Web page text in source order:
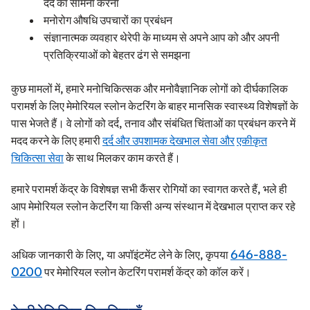
दर्द का सामना करना
मनोरोग औषधि उपचारों का प्रबंधन
संज्ञानात्मक व्यवहार थेरेपी के माध्यम से अपने आप को और अपनी
प्रतिक्रियाओं को बेहतर ढंग से समझना
कुछ मामलों में, हमारे मनोचिकित्सक और मनोवैज्ञानिक लोगों को दीर्घकालिक
परामर्श के लिए मेमोरियल स्लोन केटरिंग के बाहर मानसिक स्वास्थ्य विशेषज्ञों के
पास भेजते हैं। वे लोगों को दर्द, तनाव और संबंधित चिंताओं का प्रबंधन करने में
मदद करने के लिए हमारीदर्द और उपशामक देखभाल सेवा औरएकीकृत
चिकित्सा सेवाके साथ मिलकर काम करते हैं।
हमारे परामर्श केंद्र के विशेषज्ञ सभी कैंसर रोगियों का स्वागत करते हैं, भले ही
आप मेमोरियल स्लोन केटरिंग या किसी अन्य संस्थान में देखभाल प्राप्त कर रहे
हों।
अधिक जानकारी के लिए, या अपॉइंटमेंट लेने के लिए, कृपया646-888-
0200पर मेमोरियल स्लोन केटरिंग परामर्श केंद्र को कॉल करें।